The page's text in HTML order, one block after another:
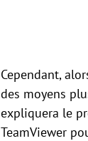
Cependant,
des moyens
expliquera le
TeamViewer